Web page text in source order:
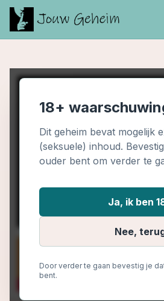
18+
Dit geheim bevat mogelijk
(seksuele) inhoud.
ouder bent om verder te
Ja, ik ben
Nee,
Door verder te gaan bevestig je
bent.